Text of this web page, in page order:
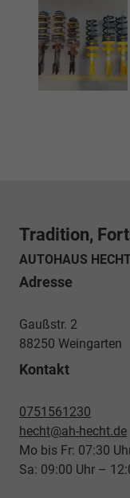
Tradition,
AUTOHAUS
Adresse
Gaußstr. 2
88250 Weingarten
Kontakt
0751561230
hecht@ah-hecht.de
Mo bis Fr: 07:30
Sa: 09:00 Uhr –